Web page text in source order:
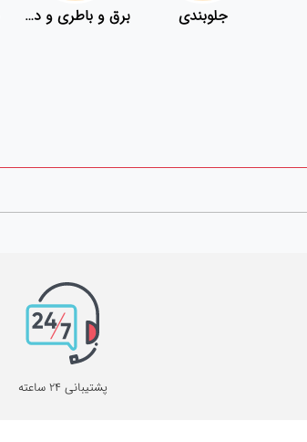
جلوبندی برق و باطری و دیاگ
پشتیبانی 24 ساعته